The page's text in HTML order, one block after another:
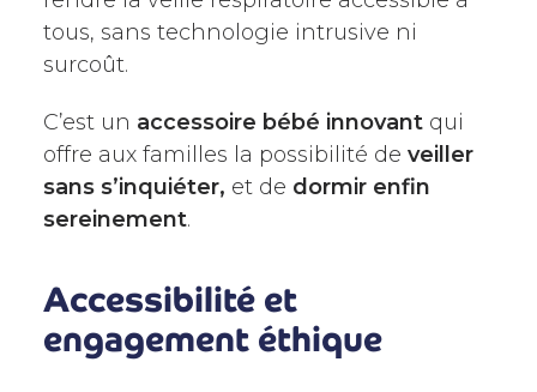
tous, sans technologie intrusive ni
surcoût.
C’est un accessoire bébé innovant qui
offre aux familles la possibilité de veiller
sans s’inquiéter, et de dormir enfin
sereinement.
Accessibilité et
engagement éthique